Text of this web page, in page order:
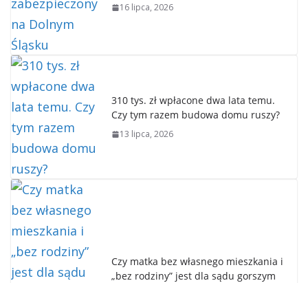
16 lipca, 2026
310 tys. zł wpłacone dwa lata temu.
Czy tym razem budowa domu ruszy?
13 lipca, 2026
Czy matka bez własnego mieszkania i
„bez rodziny” jest dla sądu gorszym